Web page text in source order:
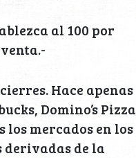
al 100 por
Hace apenas
Domino’s Pizza
los mercados en los
derivadas de la